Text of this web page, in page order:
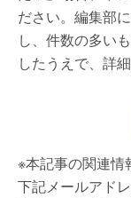
ださい。編集部
し、件数の多い
したうえで、詳
※本記事の関連情
下記メールアド